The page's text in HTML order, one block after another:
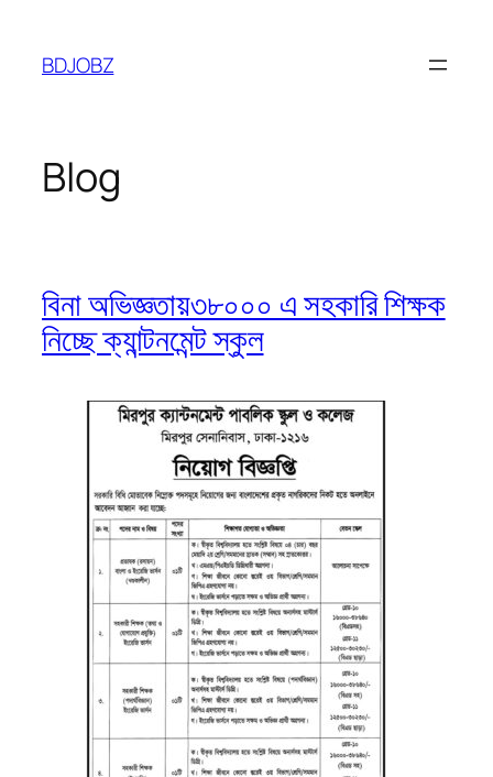
content
BDJOBZ
Blog
বিনা অভিজ্ঞতায়৩৮০০০ এ সহকারি শিক্ষক
নিচ্ছে ক্যান্টনমেন্ট স্কুল